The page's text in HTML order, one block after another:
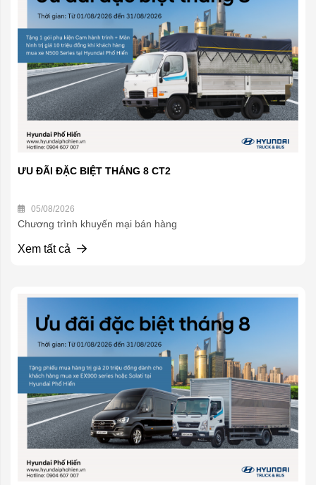
ƯU ĐÃI ĐẶC BIỆT THÁNG 8 CT2
05/08/2026
Chương trình khuyến mại bán hàng
Xem tất cả